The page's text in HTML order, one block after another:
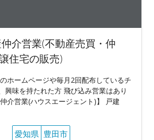
介営業(不動産売買・仲
住宅の販売)
のホームページや毎月2回配布しているチ
興味を持たれた方 飛び込み営業はあり
介営業(ハウスエージェント)】 戸建
愛知県 豊田市